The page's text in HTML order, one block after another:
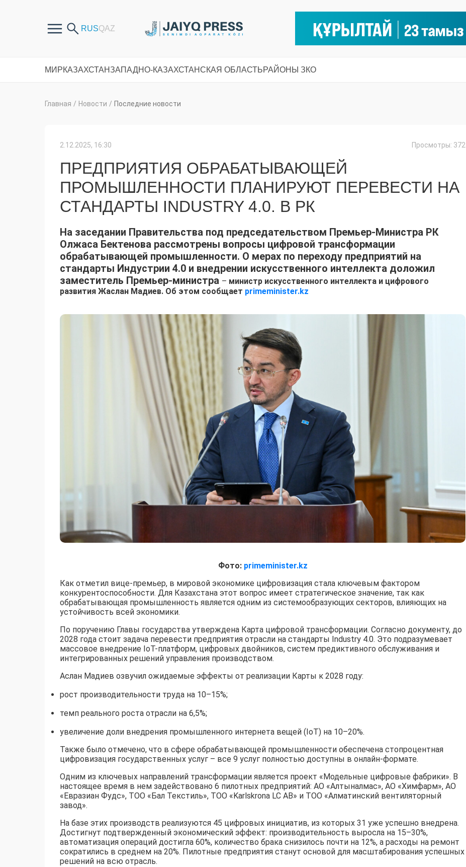
МИРКАЗАХСТАНЗАПАДНО-КАЗАХСТАНСКАЯ ОБЛАСТЬРАЙОНЫ ЗКО
Главная / Новости / Последние новости
2.12.2025, 16:30 Просмотры: 372
ПРЕДПРИЯТИЯ ОБРАБАТЫВАЮЩЕЙ
ПРОМЫШЛЕННОСТИ ПЛАНИРУЮТ ПЕРЕВЕСТИ НА
СТАНДАРТЫ INDUSTRY 4.0. В РК
На заседании Правительства под председательством Премьер-Министра РК
Олжаса Бектенова рассмотрены вопросы цифровой трансформации
обрабатывающей промышленности. О мерах по переходу предприятий на
стандарты Индустрии 4.0 и внедрении искусственного интеллекта доложил
заместитель Премьер-министра – министр искусственного интеллекта и цифрового
развития Жаслан Мадиев. Об этом сообщает primeminister.kz
Фото: primeminister.kz
Как отметил вице-премьер, в мировой экономике цифровизация стала ключевым фактором
конкурентоспособности. Для Казахстана этот вопрос имеет стратегическое значение, так как
обрабатывающая промышленность является одним из системообразующих секторов, влияющих на
устойчивость всей экономики.
По поручению Главы государства утверждена Карта цифровой трансформации. Согласно документу, до
2028 года стоит задача перевести предприятия отрасли на стандарты Industry 4.0. Это подразумевает
массовое внедрение IoT-платформ, цифровых двойников, систем предиктивного обслуживания и
интегрированных решений управления производством.
Аслан Мадиев озвучил ожидаемые эффекты от реализации Карты к 2028 году:
рост производительности труда на 10–15%;
темп реального роста отрасли на 6,5%;
увеличение доли внедрения промышленного интернета вещей (IoT) на 10–20%.
Также было отмечено, что в сфере обрабатывающей промышленности обеспечена стопроцентная
цифровизация государственных услуг – все 9 услуг полностью доступны в онлайн-формате.
Одним из ключевых направлений трансформации является проект «Модельные цифровые фабрики». В
настоящее время в нем задействовано 6 пилотных предприятий: АО «Алтыналмас», АО «Химфарм», АО
«Евразиан Фудс», ТОО «Бал Текстиль», ТОО «Karlskrona LC AB» и ТОО «Алматинский вентиляторный
завод».
На базе этих производств реализуются 45 цифровых инициатив, из которых 31 уже успешно внедрена.
Достигнут подтвержденный экономический эффект: производительность выросла на 15–30%,
автоматизация операций достигла 60%, количество брака снизилось почти на 12%, а расходы на ремонт
сократились в среднем на 20%. Пилотные предприятия станут основой для масштабирования успешных
решений на всю отрасль.